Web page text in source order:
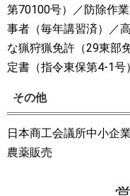
第70100号）／防除作
事者（毎年講習済）／
な猟狩猟免許（29東
定書（指令東保第4-1号）
その他
日本商工会議所中小企
農薬販売